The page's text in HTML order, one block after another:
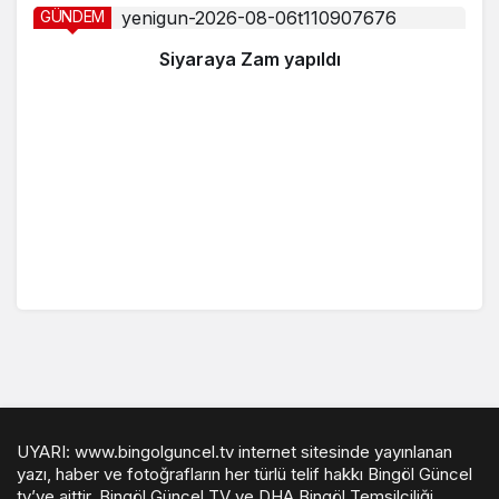
GÜNDEM
Siyaraya Zam yapıldı
UYARI: www.bingolguncel.tv internet sitesinde yayınlanan
yazı, haber ve fotoğrafların her türlü telif hakkı Bingöl Güncel